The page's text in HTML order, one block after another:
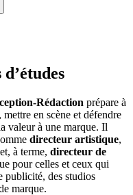
Rédaction prépare à
en scène et défendre
valeur à une marque. Il
directeur artistique,
et, à terme, directeur de
pour celles et ceux qui
publicité, des studios
marque.